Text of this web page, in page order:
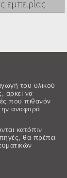
εμπειρίας
του υλικού
αρκεί να
που πιθανόν
αναφορά
κατόπιν
θα πρέπει